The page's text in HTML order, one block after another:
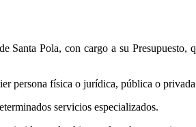
Santa Pola, con cargo a su
persona física o jurídica, pública o
servicios especializados.